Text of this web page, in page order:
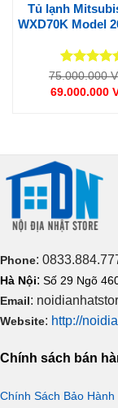
Tủ lạnh
WXD70K Model
Được xếp
hạng55
75.000.000
69.000.000
Phone:
Hà Nội: Số 29 Ngõ
Email:
Website: http://
Chính sách bán
Chính Sách Bảo Hành